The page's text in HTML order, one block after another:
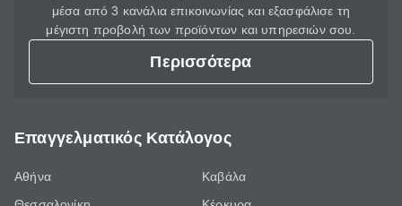
μέσα από 3 κανάλια επικοινωνίας και εξασφάλισε τη
μέγιστη προβολή των προϊόντων και υπηρεσιών σου.
Περισσότερα
Επαγγελματικός Κατάλογος
Αθήνα
Καβάλα